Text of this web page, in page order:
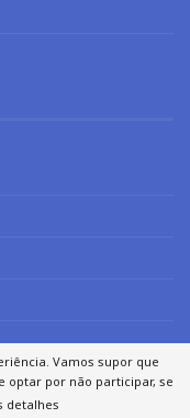
Vamos supor que
optar por não participar, se
detalhes